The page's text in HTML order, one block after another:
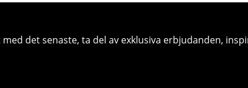
det senaste, ta del av exklusiva erbjudanden,